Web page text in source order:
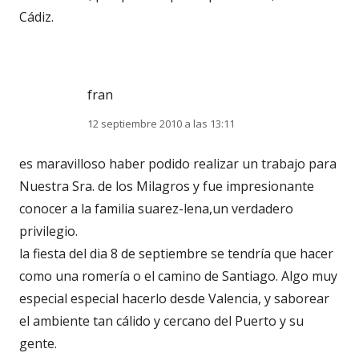
Cádiz.
fran
12 septiembre 2010 a las 13:11
es maravilloso haber podido realizar un trabajo para
Nuestra Sra. de los Milagros y fue impresionante
conocer a la familia suarez-lena,un verdadero
privilegio.
la fiesta del dia 8 de septiembre se tendría que hacer
como una romería o el camino de Santiago. Algo muy
especial especial hacerlo desde Valencia, y saborear
el ambiente tan cálido y cercano del Puerto y su
gente.